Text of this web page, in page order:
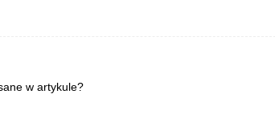
w artykule?